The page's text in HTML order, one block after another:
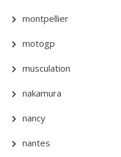
montpellier
motogp
musculation
nakamura
nancy
nantes